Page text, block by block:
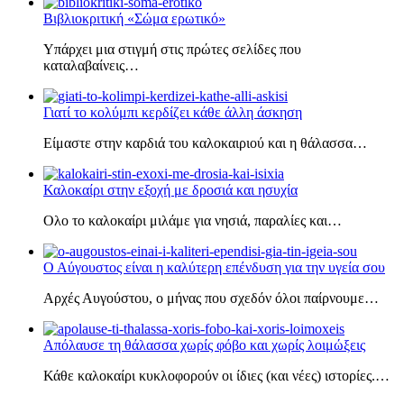
Βιβλιοκριτική «Σώμα ερωτικό»
Υπάρχει μια στιγμή στις πρώτες σελίδες που
καταλαβαίνεις…
Γιατί το κολύμπι κερδίζει κάθε άλλη άσκηση
Είμαστε στην καρδιά του καλοκαιριού και η θάλασσα…
Καλοκαίρι στην εξοχή με δροσιά και ησυχία
Ολο το καλοκαίρι μιλάμε για νησιά, παραλίες και…
Ο Αύγουστος είναι η καλύτερη επένδυση για την υγεία σου
Αρχές Αυγούστου, ο μήνας που σχεδόν όλοι παίρνουμε…
Απόλαυσε τη θάλασσα χωρίς φόβο και χωρίς λοιμώξεις
Κάθε καλοκαίρι κυκλοφορούν οι ίδιες (και νέες) ιστορίες.…